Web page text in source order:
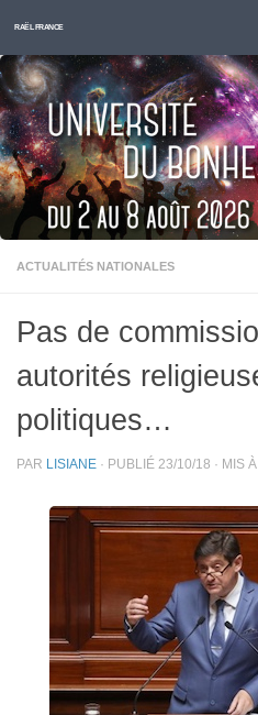
Skip to content
RAËL FRANCE
ACTUALITÉS NATIONALES
Pas de
autorités
politiques…
PAR LISIANE · PUBLIÉ 23/10/18 · MIS